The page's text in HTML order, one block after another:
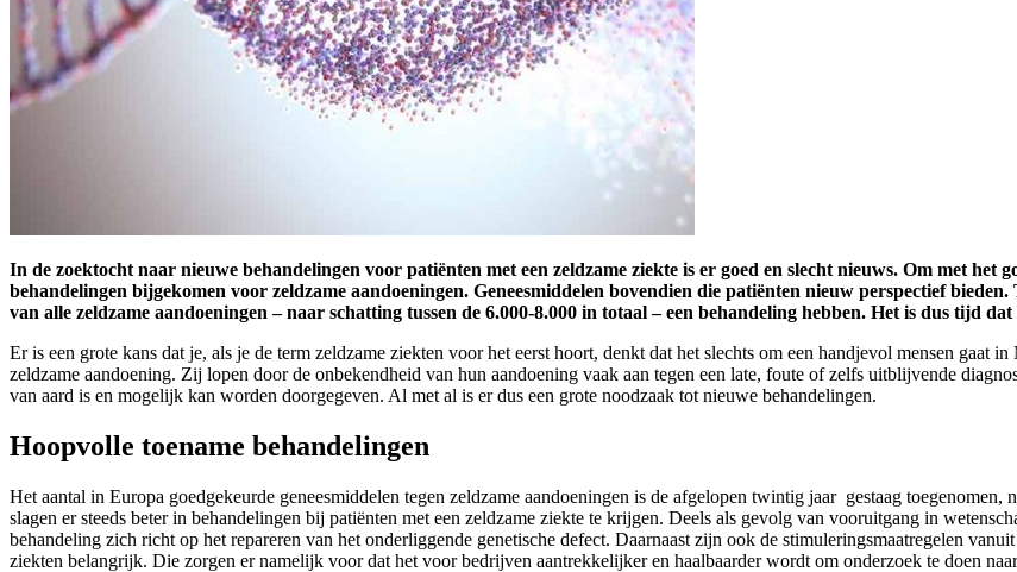
In de zoektocht naar nieuwe behandelingen voor patiënten met een zeldzame ziekte is er goed en slecht nieuws. Om met het
behandelingen bijgekomen voor zeldzame aandoeningen. Geneesmiddelen bovendien die patiënten nieuw perspectiefbieden.
van alle zeldzame aandoeningen –naar schatting tussen de 6.000-8.000 in totaal –een behandeling hebben. Het is dus tijd dat
Er is een grote kans dat je, als je de term zeldzame ziekten voor het eerst hoort, denkt dat het slechts om een handjevol mensen gaat
zeldzame aandoening. Zij lopen door de onbekendheid van hun aandoening vaak aan tegen een late, foute of zelfs uitblijvende
van aard is en mogelijk kan worden doorgegeven. Al met al is er dus een grote noodzaak tot nieuwe behandelingen.
Hoopvolle toename behandelingen
Het aantal in Europa goedgekeurde geneesmiddelen tegen zeldzame aandoeningen is de afgelopen twintig jaar gestaag
slagen er steeds beter in behandelingen bij patiënten met een zeldzame ziekte te krijgen. Deels als gevolg van vooruitgang in
behandeling zich richt op het repareren van het onderliggende genetische defect. Daarnaast zijn ook de stimuleringsmaatregelen
ziekten belangrijk. Die zorgen er namelijk voor dat het voor bedrijven aantrekkelijker en haalbaarder wordt om onderzoek te doen